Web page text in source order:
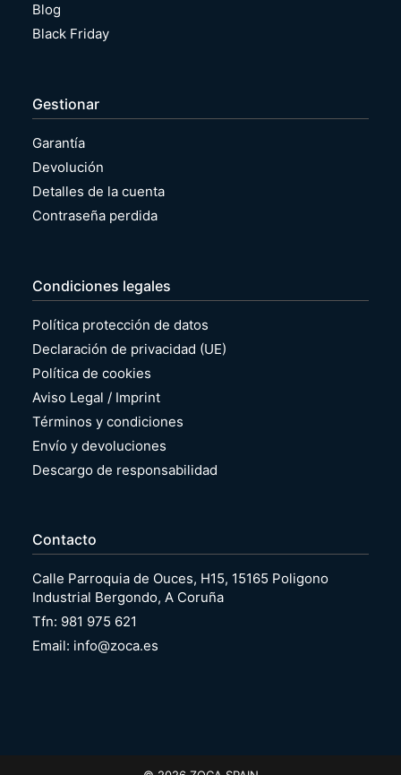
Blog
Black Friday
Gestionar
Garantía
Devolución
Detalles de la cuenta
Contraseña perdida
Condiciones legales
Política protección de datos
Declaración de privacidad (UE)
Política de cookies
Aviso Legal / Imprint
Términos y condiciones
Envío y devoluciones
Descargo de responsabilidad
Contacto
Calle Parroquia de Ouces, H15, 15165 Poligono
Industrial Bergondo, A Coruña
Tfn: 981 975 621
Email: info@zoca.es